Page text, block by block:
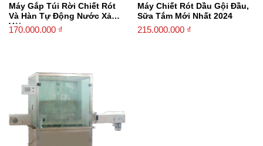
Máy Gắp Túi Rời Chiết Rót
Và Hàn Tự Động Nước Xả
Vải
170.000.000 ₫
Máy Chiết Rót Dầu Gội Đầu,
Sữa Tắm Mới Nhất 2024
215.000.000 ₫